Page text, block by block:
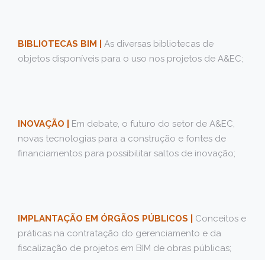
BIBLIOTECAS BIM |
As diversas bibliotecas de
objetos disponíveis para o uso nos projetos de A&EC;
INOVAÇÃO |
Em debate, o futuro do setor de A&EC,
novas tecnologias para a construção e fontes de
financiamentos para possibilitar saltos de inovação;
IMPLANTAÇÃO EM ÓRGÃOS PÚBLICOS |
Conceitos e
práticas na contratação do gerenciamento e da
fiscalização de projetos em BIM de obras públicas;